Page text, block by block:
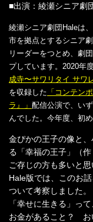
■出演：綾瀬シニア劇
綾瀬シニア劇団Haleは
市を拠点とするシニア
リーダーをつとめ、劇
プしています。2020年
成寺〜サワリタイ サワ
を収録した 「コンテン
ラ』」 配信公演で、い
んでした。今年度、初
金ぴかの王子の像と
る「幸福の王子」（作
ご存じの方も多いと思
Hale版では、このお
ついて考察しました。
「幸せに生きる」っ
お金があること？ お